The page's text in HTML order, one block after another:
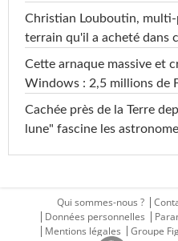
Christian Louboutin,
terrain qu'il a acheté dans
Cette arnaque massive et
Windows : 2,5 millions de
Cachée près de la Terre
lune" fascine les
Qui sommes-nous ?
Données personnelles
Mentions légales
Groupe